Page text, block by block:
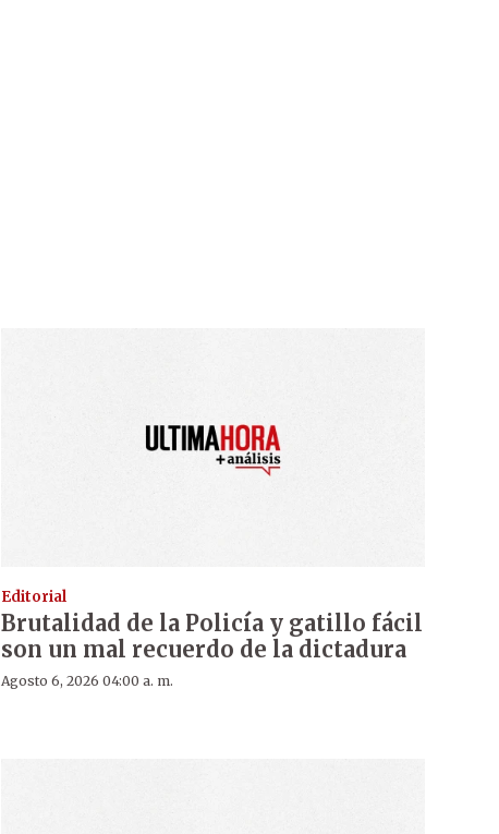
Editorial
Brutalidad de la Policía y gatillo fácil
son un mal recuerdo de la dictadura
Agosto 6, 2026 04:00 a. m.